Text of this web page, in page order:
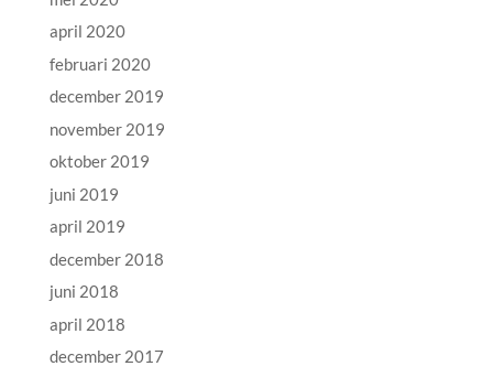
april 2020
februari 2020
december 2019
november 2019
oktober 2019
juni 2019
april 2019
december 2018
juni 2018
april 2018
december 2017